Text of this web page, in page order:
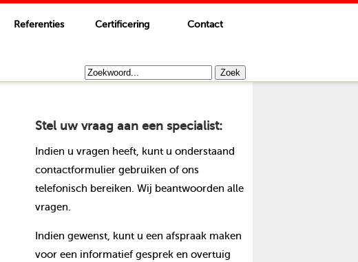
Referenties Certificering Contact
Stel uw vraag aan een specialist:
Indien u vragen heeft, kunt u onderstaand
contactformulier gebruiken of ons
telefonisch bereiken. Wij beantwoorden alle
vragen.
Indien gewenst, kunt u een afspraak maken
voor een informatief gesprek en overtuig